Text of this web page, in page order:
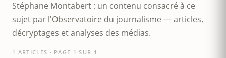
Stéphane Montabert : un contenu consacré à ce
sujet par l'Observatoire du journalisme — articles,
décryptages et analyses des médias.
1 ARTICLES · PAGE 1 SUR 1